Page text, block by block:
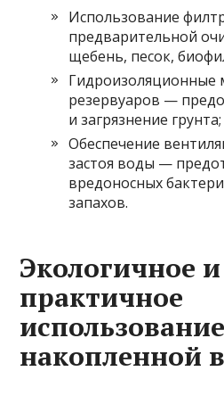
Использование
предварительной
щебень, песок,
Гидроизоляционные
резервуаров —
и загрязнение грунта;
Обеспечение
застоя воды —
вредоносных
запахов.
Экологичное и
практичное
использование
накопленной